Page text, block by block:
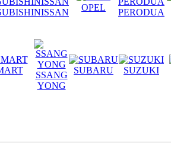
NISSAN OPEL PERODUA
SSANG
YONG
SUBARU SUZUKI